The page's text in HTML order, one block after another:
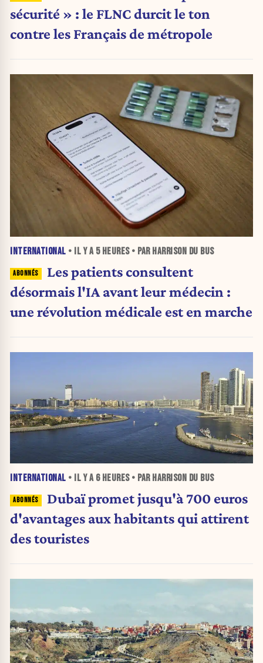
sécurité » : le FLNC durcit le ton
contre les Français de métropole
INTERNATIONAL • IL Y A 5 HEURES• PAR HARRISON DU BUS
Les patients consultent
désormais l'IA avant leur médecin :
une révolution médicale est en marche
INTERNATIONAL • IL Y A 6 HEURES• PAR HARRISON DU BUS
Dubaï promet jusqu'à 700 euros
d'avantages aux habitants qui attirent
des touristes